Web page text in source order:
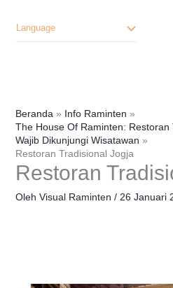
Language
Beranda
Info Raminten
The House Of Raminten: Restoran
Wajib Dikunjungi Wisatawan
Restoran Tradisional Jogja
Restoran
Oleh Visual Raminten / 26 Januari